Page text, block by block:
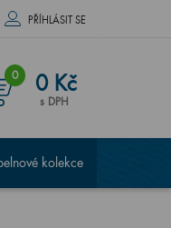
PŘÍHLÁSIT SE
0 0 Kč
s DPH
kolekce